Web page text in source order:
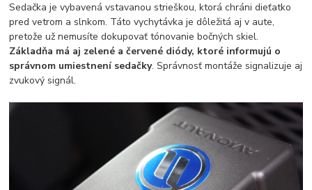
Sedačka je vybavená vstavanou strieškou, ktorá chráni dieťatko
pred vetrom a slnkom. Táto vychytávka je dôležitá aj v aute,
pretože už nemusíte dokupovať tónovanie bočných skiel.
Základňa má aj zelené a červené diódy, ktoré informujú o
správnom umiestnení sedačky. Správnosť montáže signalizuje aj
zvukový signál.